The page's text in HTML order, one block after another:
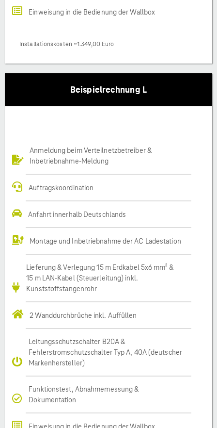
Einweisung in die Bedienung der Wallbox
Installationskosten ~1.349,00 Euro
Beispielrechnung L
Anmeldung beim Verteilnetzbetreiber &
Inbetriebnahme-Meldung
Auftragskoordination
Anfahrt innerhalb Deutschlands
Montage und Inbetriebnahme der AC Ladestation
Lieferung & Verlegung 15 m Erdkabel 5x6 mm² &
15 m LAN-Kabel (Steuerleitung) inkl.
Kunststoffstangenrohr
2 Wanddurchbrüche inkl. Auffüllen
Leitungsschutzschalter B20A &
Fehlerstromschutzschalter Typ A, 40A (deutscher
Markenhersteller)
Funktionstest, Abnahmemessung &
Dokumentation